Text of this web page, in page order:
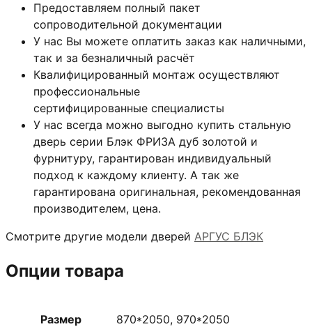
Предоставляем полный пакет
сопроводительной документации
У нас Вы можете оплатить заказ как наличными,
так и за безналичный расчёт
Квалифицированный монтаж осуществляют
профессиональные
сертифицированные специалисты
У нас всегда можно выгодно купить стальную
дверь серии Блэк ФРИЗА дуб золотой и
фурнитуру, гарантирован индивидуальный
подход к каждому клиенту. А так же
гарантирована оригинальная, рекомендованная
производителем, цена.
Смотрите другие модели дверей АРГУС БЛЭК
Опции товара
Размер 870*2050, 970*2050